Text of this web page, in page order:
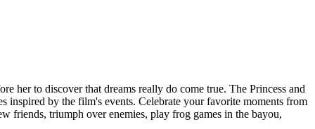
her to discover that dreams really do come true. The Princess and
inspired by the film's events. Celebrate your favorite moments from
friends, triumph over enemies, play frog games in the bayou,